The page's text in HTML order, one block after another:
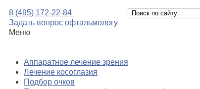
8 (495) 172-22-84
Задать вопрос офтальмологу
Меню
Аппаратное лечение зрения
Лечение косоглазия
Подбор очков